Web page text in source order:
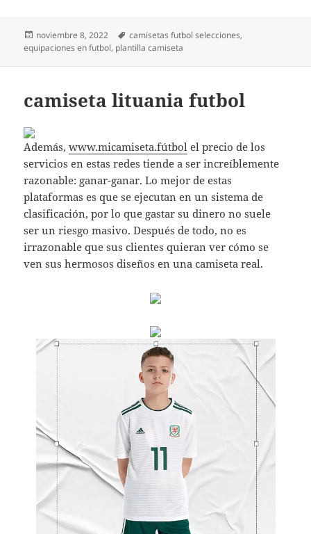
Publicado
el
noviembre 8, 2022 Etiquetas
camisetas futbol selecciones,
equipaciones en futbol, plantilla camiseta
camiseta lituania futbol
Además,www.micamiseta.fútbol el precio de los
servicios en estas redes tiende a ser increíblemente
razonable: ganar-ganar. Lo mejor de estas
plataformas es que se ejecutan en un sistema de
clasificación, por lo que gastar su dinero no suele
ser un riesgo masivo. Después de todo, no es
irrazonable que sus clientes quieran ver cómo se
ven sus hermosos diseños en una camiseta real.